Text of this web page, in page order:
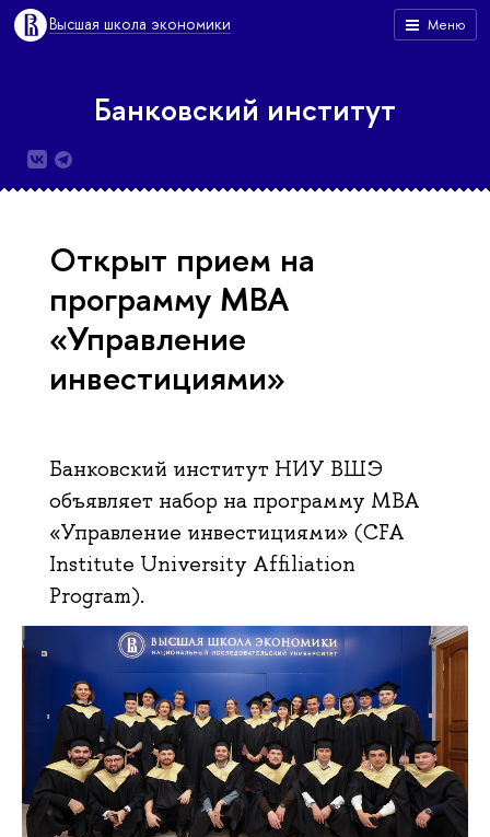
Меню
Высшая школа экономики
Банковский институт
Открыт прием на
программу МВА
«Управление
инвестициями»
Банковский институт НИУ ВШЭ
объявляет набор на программу МВА
«Управление инвестициями» (CFA
Institute University Affiliation
Program).